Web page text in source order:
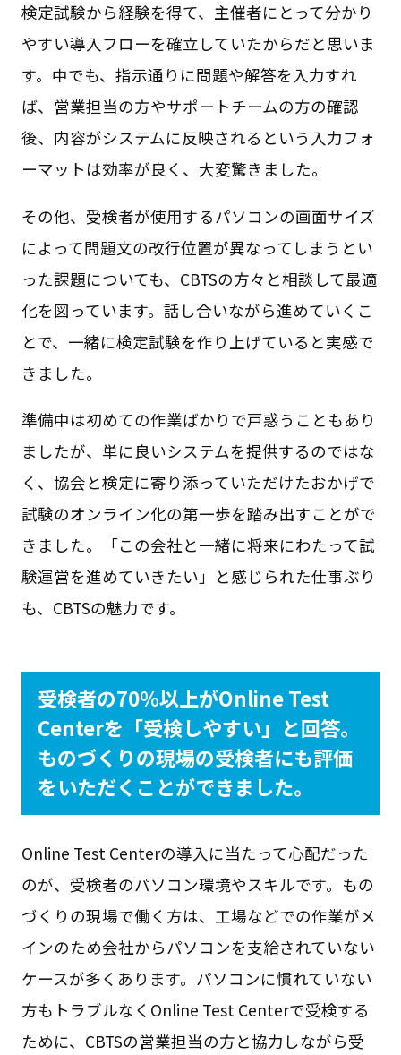
検定試験から経験を得て、主催者にとって分かり
やすい導入フローを確立していたからだと思いま
す。中でも、指示通りに問題や解答を入力すれ
ば、営業担当の方やサポートチームの方の確認
後、内容がシステムに反映されるという入力フォ
ーマットは効率が良く、大変驚きました。
その他、受検者が使用するパソコンの画面サイズ
によって問題文の改行位置が異なってしまうとい
った課題についても、CBTSの方々と相談して最適
化を図っています。話し合いながら進めていくこ
とで、一緒に検定試験を作り上げていると実感で
きました。
準備中は初めての作業ばかりで戸惑うこともあり
ましたが、単に良いシステムを提供するのではな
く、協会と検定に寄り添っていただけたおかげで
試験のオンライン化の第一歩を踏み出すことがで
きました。「この会社と一緒に将来にわたって試
験運営を進めていきたい」と感じられた仕事ぶり
も、CBTSの魅力です。
受検者の70％以上がOnline Test
Centerを「受検しやすい」と回答。
ものづくりの現場の受検者にも評価
をいただくことができました。
Online Test Centerの導入に当たって心配だった
のが、受検者のパソコン環境やスキルです。もの
づくりの現場で働く方は、工場などでの作業がメ
インのため会社からパソコンを支給されていない
ケースが多くあります。パソコンに慣れていない
方もトラブルなくOnline Test Centerで受検する
ために、CBTSの営業担当の方と協力しながら受